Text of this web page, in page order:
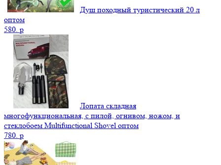
Душ походный туристический 20 л
оптом
580. p
Лопата складная
многофункциональная, с пилой, огнивом, ножом, и
стеклобоем Multifunctional Shovel оптом
780. p